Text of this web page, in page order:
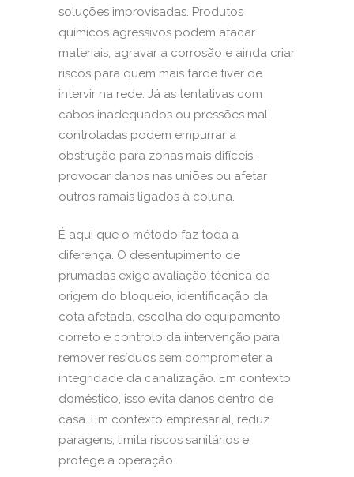
soluções improvisadas. Produtos
químicos agressivos podem atacar
materiais, agravar a corrosão e ainda criar
riscos para quem mais tarde tiver de
intervir na rede. Já as tentativas com
cabos inadequados ou pressões mal
controladas podem empurrar a
obstrução para zonas mais difíceis,
provocar danos nas uniões ou afetar
outros ramais ligados à coluna.
É aqui que o método faz toda a
diferença. O desentupimento de
prumadas exige avaliação técnica da
origem do bloqueio, identificação da
cota afetada, escolha do equipamento
correto e controlo da intervenção para
remover resíduos sem comprometer a
integridade da canalização. Em contexto
doméstico, isso evita danos dentro de
casa. Em contexto empresarial, reduz
paragens, limita riscos sanitários e
protege a operação.